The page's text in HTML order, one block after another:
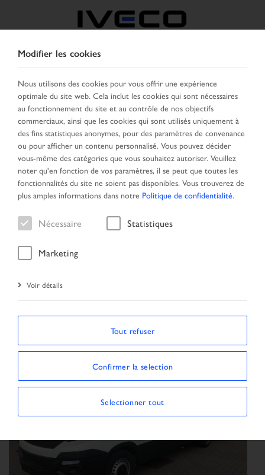
BELGIQUE
SELECTIONNER UN PAYS CHANGER DE LANGUE
Toggle
navigation
MENU
Véhicule
Page daccueil Recherche
Modifier les cookies
Nous utilisons des cookies pour vous offrir une expérience
optimale du site web. Cela inclut les cookies qui sont nécessaires
au fonctionnement du site et au contrôle de nos objectifs
commerciaux, ainsi que les cookies qui sont utilisés uniquement à
des fins statistiques anonymes, pour des paramètres de convenance
ou pour afficher un contenu personnalisé. Vous pouvez décider
vous-même des catégories que vous souhaitez autoriser. Veuillez
noter qu'en fonction de vos paramètres, il se peut que toutes les
fonctionnalités du site ne soient pas disponibles. Vous trouverez de
plus amples informations dans notre Politique de confidentialité.
Nécessaire Statistiques
Marketing
Voir détails
Tout refuser
Confirmer la selection
Selectionner tout